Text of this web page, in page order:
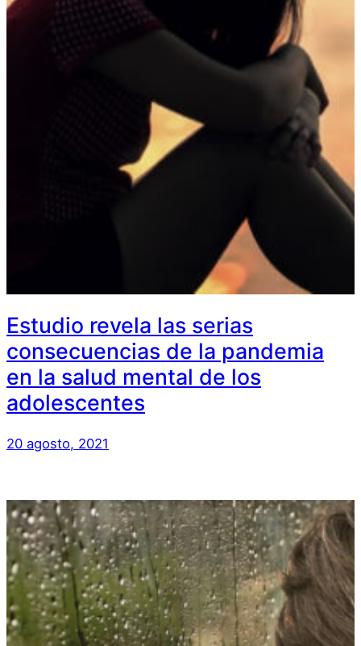
Estudio revela las serias
consecuencias de la pandemia
en la salud mental de los
adolescentes
20 agosto, 2021